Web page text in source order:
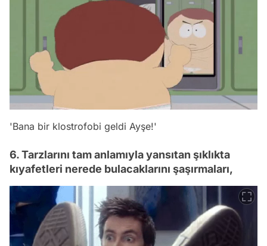
'Bana bir klostrofobi geldi Ayşe!'
6. Tarzlarını tam anlamıyla yansıtan şıklıkta
kıyafetleri nerede bulacaklarını şaşırmaları,